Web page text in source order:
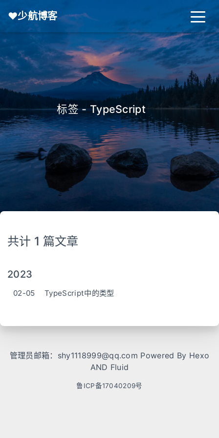
❤️少航博客
标签 - TypeScript 🔥
共计 1 篇文章
2023
02-05 TypeScript中的类型
管理员邮箱： shy1118999@qq.com Powered By Hexo
AND Fluid
鲁ICP备17040209号